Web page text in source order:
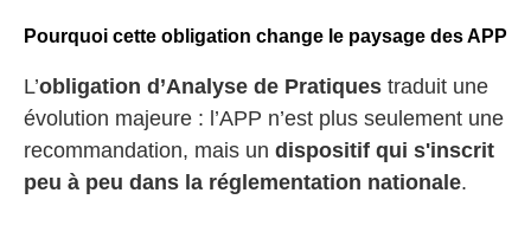
Pourquoi cette obligation change le paysage des APP
L’obligation d’Analyse de Pratiques traduit une
évolution majeure : l’APP n’est plus seulement une
recommandation, mais un dispositif qui s'inscrit
peu à peu dans la réglementation nationale.